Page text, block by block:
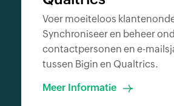
Voer moeiteloos
Synchroniseer en beheer
contactpersonen en e-
tussen Bigin en Qualtrics.
Meer Informatie